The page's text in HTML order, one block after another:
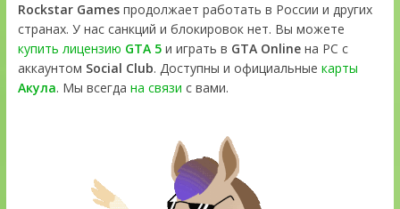
Rockstar Gamesпродолжает работать в России и других
странах. У нас санкций и блокировок нет. Вы можете
купить лицензию GTA 5и играть в GTA Onlineна PC с
аккаунтом Social Club. Доступны и официальные карты
Акула. Мы всегда на связи с вами.